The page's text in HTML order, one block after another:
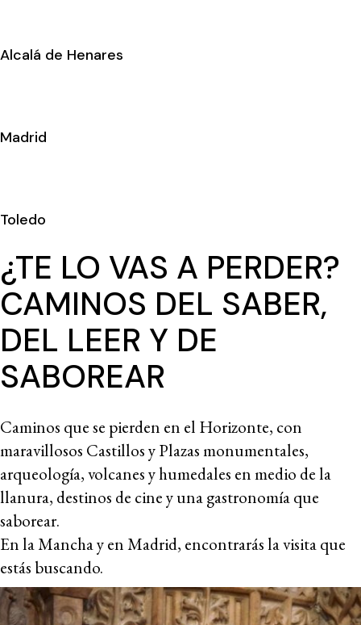
Alcalá de Henares
Madrid
Toledo
¿TE LO VAS A PERDER?
CAMINOS DEL SABER,
DEL LEER Y DE
SABOREAR
Caminos que se pierden en el Horizonte, con
maravillosos Castillos y Plazas monumentales,
arqueología, volcanes y humedales en medio de la
llanura, destinos de cine y una gastronomía que
saborear.
En la Mancha y en Madrid, encontrarás la visita que
estás buscando.